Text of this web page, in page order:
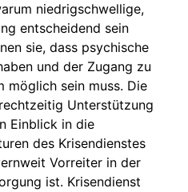
niedrigschwellige,
entscheidend sein
sie, dass psychische
und der Zugang zu
möglich sein muss. Die
Unterstützung
Einblick in die
des Krisendienstes
Vorreiter in der
ist. Krisendienst